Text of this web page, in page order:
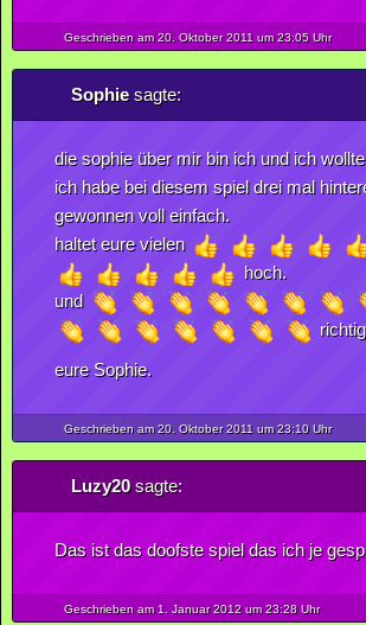
Geschrieben am 20. Oktober2011 um 23:05 Uhr
Sophiesagte:
die sophie über mir bin ich und ich
ich habe bei diesem spiel drei mal
gewonnen voll einfach.
haltet eure vielen
hoch.
und
eure Sophie.
Geschrieben am 20. Oktober2011 um 23:10 Uhr
Luzy20sagte:
Das ist das doofste spiel das ich je
Geschrieben am 1. Januar2012um 23:28 Uhr